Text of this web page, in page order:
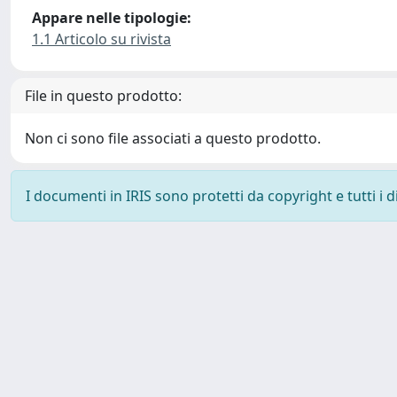
Appare nelle tipologie:
1.1 Articolo su rivista
File in questo prodotto:
Non ci sono file associati a questo prodotto.
I documenti in IRIS sono protetti da copyright e tutti i